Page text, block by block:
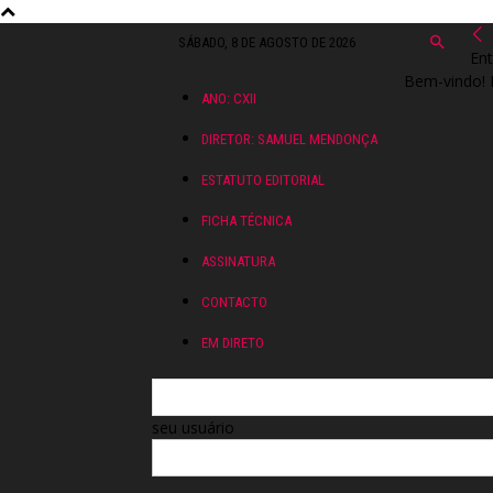
SÁBADO, 8 DE AGOSTO DE 2026
ANO: CXII
DIRETOR: SAMUEL MENDONÇA
ESTATUTO EDITORIAL
FICHA TÉCNICA
ASSINATURA
CONTACTO
EM DIRETO
Bem-vindo!
seu usuário